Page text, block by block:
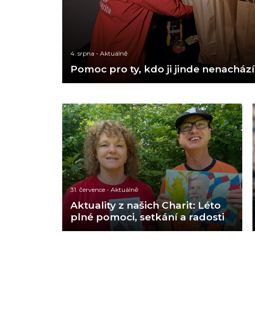
4. srpna - Aktuálně
Pomoc pro ty, kdo ji jinde nenachází
31. července - Aktuálně
Aktuality z našich Charit: Léto
plné pomoci, setkání a radosti